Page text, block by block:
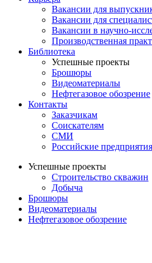
Вакансии для
Вакансии для
Вакансии в научно-
Производственная
Библиотека
Успешные проекты
Брошюры
Видеоматериалы
Нефтегазовое обозрение
Контакты
Заказчикам
Соискателям
СМИ
Российские предприятия
Успешные проекты
Строительство скважин
Добыча
Брошюры
Видеоматериалы
Нефтегазовое обозрение